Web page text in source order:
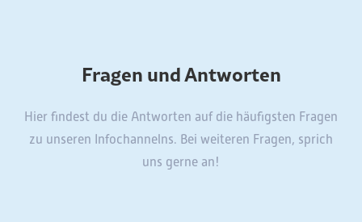
Fragen und Antworten
Hier findest du die Antworten auf die häufigsten Fragen
zu unseren Infochannelns. Bei weiteren Fragen, sprich
uns gerne an!